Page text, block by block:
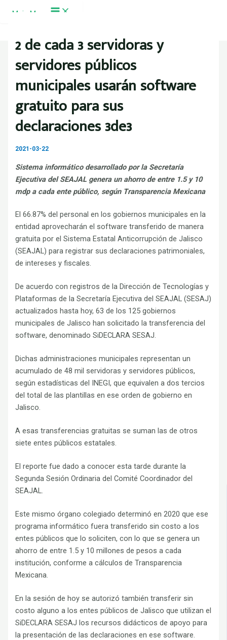
Ir al contenido
Main Menu
2 de cada 3 servidoras y
servidores públicos
municipales usarán software
gratuito para sus
declaraciones 3de3
2021-03-22
Sistema informático desarrollado por la Secretaría
Ejecutiva del SEAJAL genera un ahorro de entre 1.5 y 10
mdp a cada ente público, según Transparencia Mexicana
El 66.87% del personal en los gobiernos municipales en la
entidad aprovecharán el software transferido de manera
gratuita por el Sistema Estatal Anticorrupción de Jalisco
(SEAJAL) para registrar sus declaraciones patrimoniales,
de intereses y fiscales.
De acuerdo con registros de la Dirección de Tecnologías y
Plataformas de la Secretaría Ejecutiva del SEAJAL (SESAJ)
actualizados hasta hoy, 63 de los 125 gobiernos
municipales de Jalisco han solicitado la transferencia del
software, denominado SiDECLARA SESAJ.
Dichas administraciones municipales representan un
acumulado de 48 mil servidoras y servidores públicos,
según estadísticas del INEGI, que equivalen a dos tercios
del total de las plantillas en ese orden de gobierno en
Jalisco.
A esas transferencias gratuitas se suman las de otros
siete entes públicos estatales.
El reporte fue dado a conocer esta tarde durante la
Segunda Sesión Ordinaria del Comité Coordinador del
SEAJAL.
Este mismo órgano colegiado determinó en 2020 que ese
programa informático fuera transferido sin costo a los
entes públicos que lo soliciten, con lo que se genera un
ahorro de entre 1.5 y 10 millones de pesos a cada
institución, conforme a cálculos de Transparencia
Mexicana.
En la sesión de hoy se autorizó también transferir sin
costo alguno a los entes públicos de Jalisco que utilizan el
SiDECLARA SESAJ los recursos didácticos de apoyo para
la presentación de las declaraciones en ese software.